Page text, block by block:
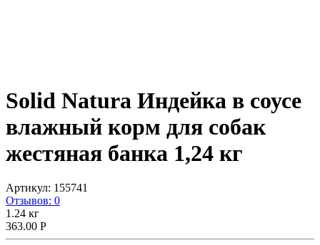
Solid Natura Индейка в соусе
влажный корм для собак
жестяная банка 1,24 кг
Артикул: 155741
Отзывов: 0
1.24 кг
363.00 Р